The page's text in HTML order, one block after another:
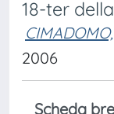
18-ter
2006
Scheda